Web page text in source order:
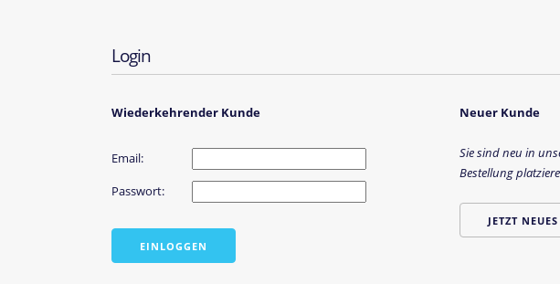
Login
Wiederkehrender Kunde
Email:
Passwort:
Neuer Kunde
Sie sind neu in
Bestellung
JETZT